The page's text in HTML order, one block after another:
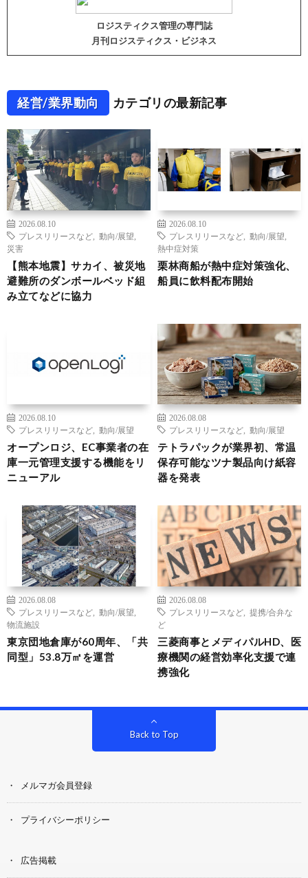
ロジスティクス管理の専門誌
月刊ロジスティクス・ビジネス
経営/業界動向 カテゴリの最新記事
2026.08.10
プレスリリースなど
動向/展望
災害
【熊本地震】サカイ、被災地
避難所のダンボールベッド組
み立てなどに協力
2026.08.10
プレスリリースなど
動向/展望
熱中症対策
栗林商船が熱中症対策強化、
船員に飲料配布開始
2026.08.10
プレスリリースなど
動向/展望
オープンロジ、EC事業者の在
庫一元管理支援する機能をリ
ニューアル
2026.08.08
プレスリリースなど
動向/展望
テトラパックが業界初、常温
保存可能なツナ製品向け紙容
器を発表
2026.08.08
プレスリリースなど
動向/展望
物流施設
東京団地倉庫が60周年、「共
同型」53.8万㎡を運営
2026.08.08
プレスリリースなど
提携/合弁な
ど
三菱商事とメディパルHD、医
療機関の経営効率化支援で連
携強化
Back to Top
メルマガ会員登録
プライバシーポリシー
広告掲載